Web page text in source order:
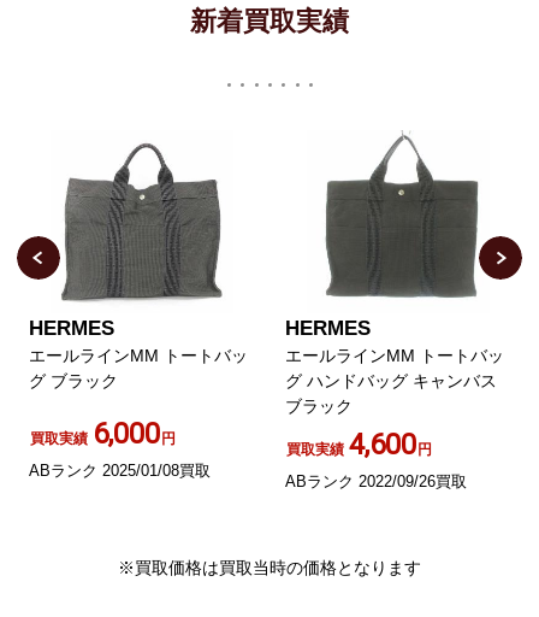
新着買取実績
HERMES
エールラインMM トートバッ
グ ブラック
買取実績 6,000円
ABランク 2025/01/08買取
HERMES
エールラインMM トートバッ
グ ハンドバッグ キャンバス
ブラック
買取実績 4,600円
ABランク 2022/09/26買取
※買取価格は買取当時の価格となります